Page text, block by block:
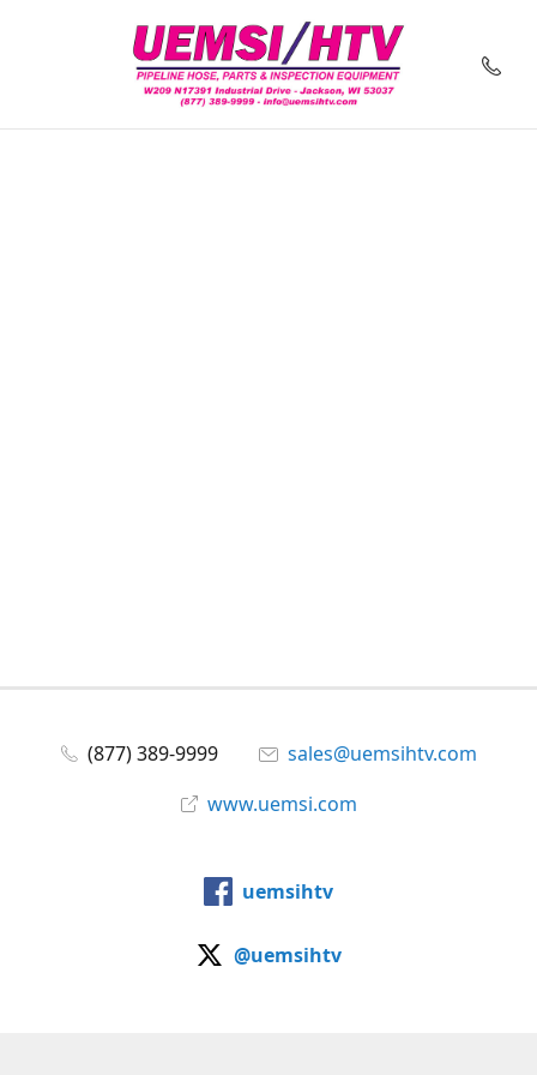
(877) 389-9999
sales@uemsihtv.com
www.uemsi.com
uemsihtv
@uemsihtv